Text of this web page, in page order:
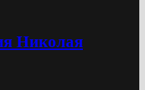
Николая